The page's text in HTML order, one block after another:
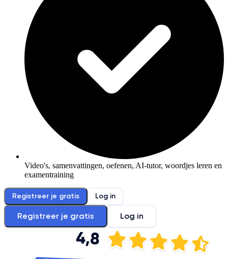
Video's, samenvattingen, oefenen, AI-tutor, woordjes leren en
examentraining
Registreer je gratis Log in
Registreer je gratis Log in